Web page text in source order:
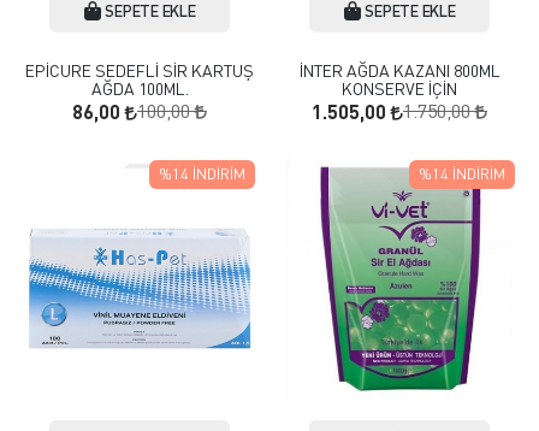
SEPETE EKLE
EPİCURE SEDEFLİ SİR KARTUŞ
AĞDA 100ML.
86,00 100,00
SEPETE EKLE
İNTER AĞDA KAZANI 800ML
KONSERVE İÇİN
1.505,00 1.750,00
%14 İNDIRIM %14 İNDIRIM